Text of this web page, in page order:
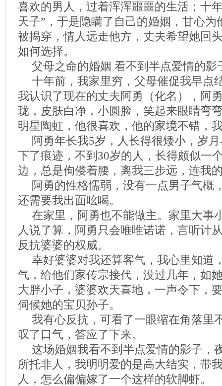
喜欢的男人，过着浑浑噩噩的生活；十
天子”，于是隐瞒了自己的婚姻，甘心为
被揭穿，情人远走他方，丈夫希望她回
如何选择。
父母之命的婚姻 看不到半点爱情的影
十年前，我家里穷，父母催促我早点
我认识了现在的丈夫阿勇（化名），阿
珑，皮肤白净，小圆脸，笑起来眼睛弯
明星陶虹，他很喜欢，他的家境不错，
阿勇年长我5岁，人长得很矮小，岁
下了痕迹，不到30岁的人，长得颇似一
边，总是佝偻着腰，离我三步远，连我
阿勇的性格懦弱，没有一点男子气概
还需要我出面吆喝。
在家里，阿勇也不能做主。家里大事
人说了算，阿勇只会唯唯诺诺，言听计
反抗婆婆的权威。
幸好婆婆对我还算客气，我心里知道
气，给他们家传宗接代，没过几年，如
大胖小子，婆婆欢天喜地，一声令下，
伺候她的宝贝孙子。
我有心反抗，可看了一眼缩在角落里
叹了口气，答应了下来。
这场婚姻我看不到半点爱情的影子，
所托非人，我明明爱的是高大结实，带
人，怎么偏偏嫁了一个这样的软脚虾。